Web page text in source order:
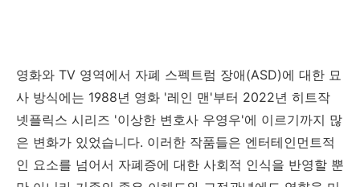
영화와 TV 영역에서 자폐 스펙트럼 장애(ASD)에 대한 묘
사 방식에는 1988년 영화 '레인 맨'부터 2022년 히트작
넷플릭스 시리즈 '이상한 변호사 우영우'에 이르기까지 많
은 변화가 있었습니다. 이러한 작품들은 엔터테인먼트적
인 요소를 넘어서 자폐증에 대한 사회적 인식을 반영할 뿐